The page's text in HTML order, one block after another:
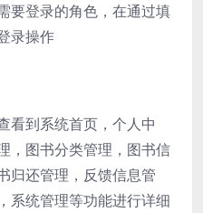
要登录的角色，在通过填
录操作
看到系统首页，个人中
，图书分类管理，图书信
归还管理，反馈信息管
系统管理等功能进行详细